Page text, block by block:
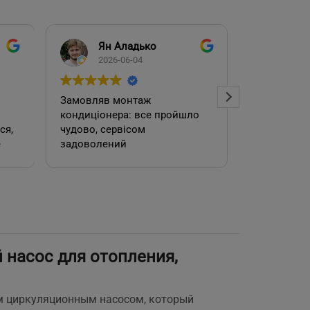
Ян Аладько
2026-06-04
Замовляв монтаж
кондиціонера: все пройшло
чудово, сервісом
задоволений
насос для отопления,
циркуляционным насосом, который